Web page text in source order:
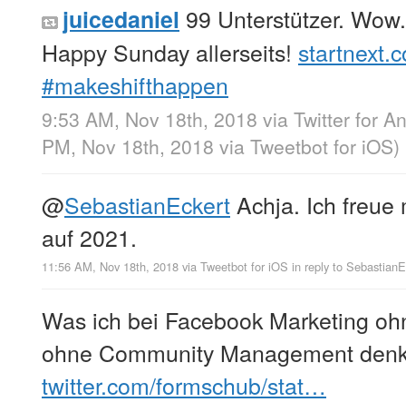
juicedaniel 99 Unterstützer.
Happy Sunday allerseits!
#makeshifthappen
9:53 AM, Nov 18th, 2018 via Twitter for
PM, Nov 18th, 2018 via Tweetbot for iΟS)
@SebastianEckert Achja. Ich freue
auf 2021.
11:56 AM, Nov 18th, 2018 via Tweetbot for iΟS in reply to
Was ich bei Facebook Marketing
ohne Community Management
twitter.com/formschub/stat…